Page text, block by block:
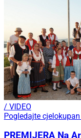
/ VIDEO
Pogledajte
PREMIJERA Na